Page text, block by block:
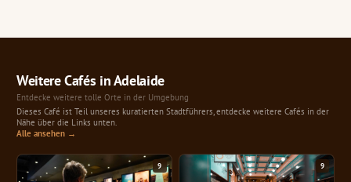
Weitere Cafés in Adelaide
Entdecke weitere tolle Orte in der Umgebung
Dieses Café ist Teil unseres kuratierten Stadtführers, entdecke weitere Cafés in der
Nähe über die Links unten.
Alle ansehen →
9 9